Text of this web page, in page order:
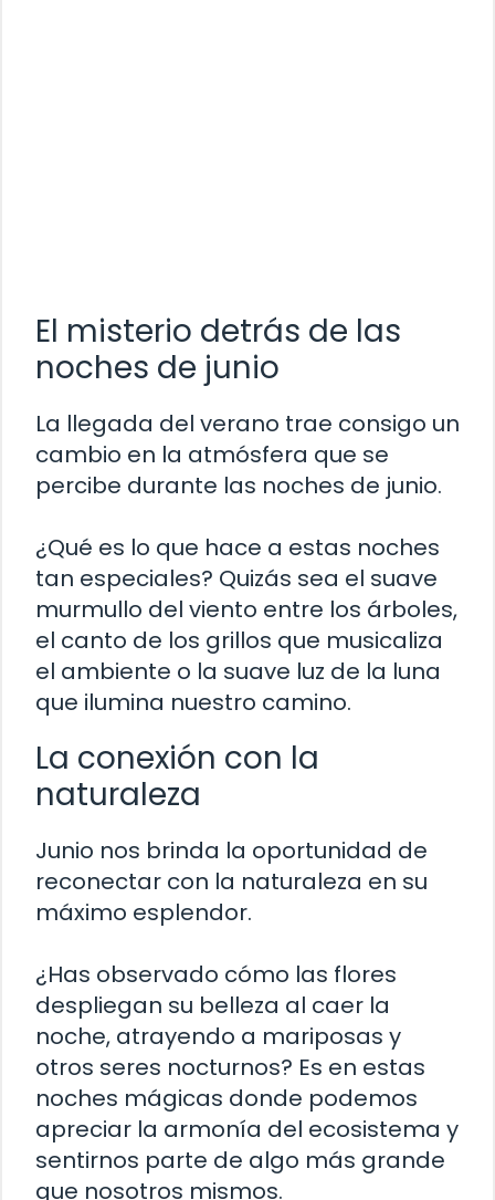
El misterio detrás de las
noches de junio
La llegada del verano trae consigo un
cambio en la atmósfera que se
percibe durante las noches de junio.
¿Qué es lo que hace a estas noches
tan especiales? Quizás sea el suave
murmullo del viento entre los árboles,
el canto de los grillos que musicaliza
el ambiente o la suave luz de la luna
que ilumina nuestro camino.
La conexión con la
naturaleza
Junio nos brinda la oportunidad de
reconectar con la naturaleza en su
máximo esplendor.
¿Has observado cómo las flores
despliegan su belleza al caer la
noche, atrayendo a mariposas y
otros seres nocturnos? Es en estas
noches mágicas donde podemos
apreciar la armonía del ecosistema y
sentirnos parte de algo más grande
que nosotros mismos.